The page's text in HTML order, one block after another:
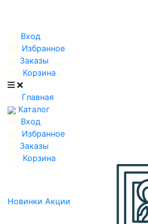
Вход
Избранное
Заказы
Корзина
Главная
Каталог
Вход
Избранное
Заказы
Корзина
Новинки Акции